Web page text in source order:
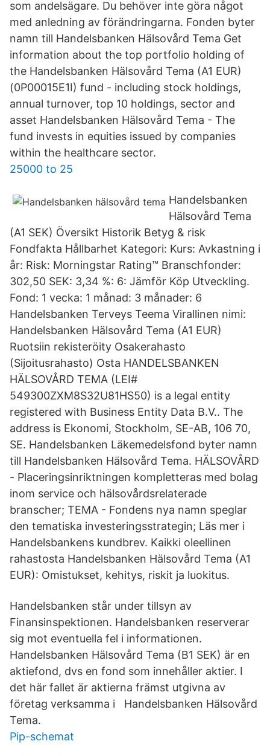
som andelsägare. Du behöver inte göra något
med anledning av förändringarna. Fonden byter
namn till Handelsbanken Hälsovård Tema Get
information about the top portfolio holding of
the Handelsbanken Hälsovård Tema (A1 EUR)
(0P00015E1I) fund - including stock holdings,
annual turnover, top 10 holdings, sector and
asset Handelsbanken Hälsovård Tema - The
fund invests in equities issued by companies
within the healthcare sector.
25000 to 25
Handelsbanken
Hälsovård Tema
(A1 SEK) Översikt Historik Betyg & risk
Fondfakta Hållbarhet Kategori: Kurs: Avkastning i
år: Risk: Morningstar Rating™ Branschfonder:
302,50 SEK: 3,34 %: 6: Jämför Köp Utveckling.
Fond: 1 vecka: 1 månad: 3 månader: 6
Handelsbanken Terveys Teema Virallinen nimi:
Handelsbanken Hälsovård Tema (A1 EUR)
Ruotsiin rekisteröity Osakerahasto
(Sijoitusrahasto) Osta HANDELSBANKEN
HÄLSOVÅRD TEMA (LEI#
549300ZXM8S32U81HS50) is a legal entity
registered with Business Entity Data B.V.. The
address is Ekonomi, Stockholm, SE-AB, 106 70,
SE. Handelsbanken Läkemedelsfond byter namn
till Handelsbanken Hälsovård Tema. HÄLSOVÅRD
- Placeringsinriktningen kompletteras med bolag
inom service och hälsovårdsrelaterade
branscher; TEMA - Fondens nya namn speglar
den tematiska investeringsstrategin; Läs mer i
Handelsbankens kundbrev. Kaikki oleellinen
rahastosta Handelsbanken Hälsovård Tema (A1
EUR): Omistukset, kehitys, riskit ja luokitus.
Handelsbanken står under tillsyn av
Finansinspektionen. Handelsbanken reserverar
sig mot eventuella fel i informationen.
Handelsbanken Hälsovård Tema (B1 SEK) är en
aktiefond, dvs en fond som innehåller aktier. I
det här fallet är aktierna främst utgivna av
företag verksamma i Handelsbanken Hälsovård
Tema.
Pip-schemat